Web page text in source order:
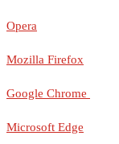
Opera
Mozilla Firefox
Google Chrome
Microsoft Edge